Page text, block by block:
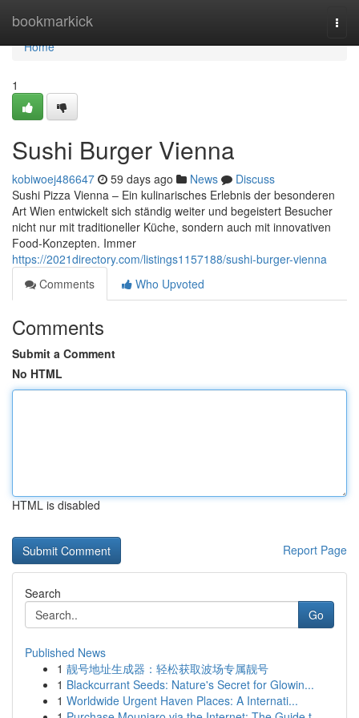
bookmarkick
Home
Home
1
Sushi Burger Vienna
kobiwoej486647 59 days ago News
Discuss
Sushi Pizza Vienna – Ein kulinarisches Erlebnis der besonderen
Art Wien entwickelt sich ständig weiter und begeistert Besucher
nicht nur mit traditioneller Küche, sondern auch mit innovativen
Food-Konzepten. Immer
https://2021directory.com/listings1157188/sushi-burger-vienna
Comments
Who Upvoted
Comments
Submit a Comment
No HTML
HTML is disabled
Report Page
Search
Go
Published News
1 靓号地址生成器：轻松获取波场专属靓号
1 Blackcurrant Seeds: Nature's Secret for Glowin...
1 Worldwide Urgent Haven Places: A Internati...